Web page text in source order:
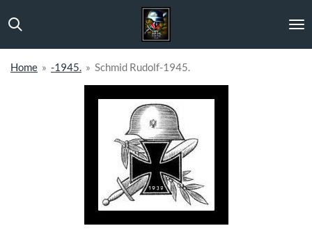
direct
hoofdinhoud
Home » -1945. » Schmid Rudolf-1945.